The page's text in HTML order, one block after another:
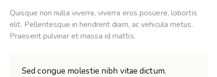
Quisque non nulla viverra, viverra eros posuere, lobortis
elit. Pellentesque in hendrerit diam, ac vehicula metus.
Praesent pulvinar et massa id mattis.
Sed congue molestie nibh vitae dictum.